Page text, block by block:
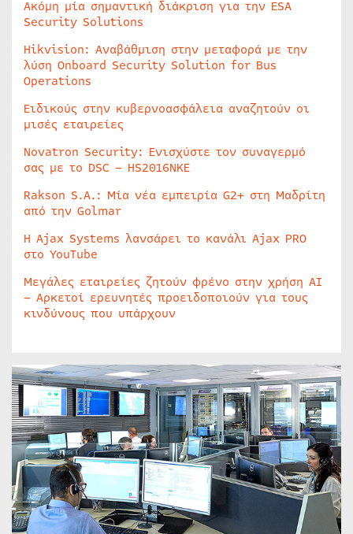
Ακόμη μία σημαντική διάκριση για την ESA
Security Solutions
Hikvision: Αναβάθμιση στην μεταφορά με την
λύση Onboard Security Solution for Bus
Operations
Ειδικούς στην κυβερνοασφάλεια αναζητούν οι
μισές εταιρείες
Novatron Security: Ενισχύστε τον συναγερμό
σας με το DSC – HS2016NKE
Rakson S.A.: Μία νέα εμπειρία G2+ στη Μαδρίτη
από την Golmar
Η Ajax Systems λανσάρει το κανάλι Ajax PRO
στο YouTube
Μεγάλες εταιρείες ζητούν φρένο στην χρήση AI
– Αρκετοί ερευνητές προειδοποιούν για τους
κινδύνους που υπάρχουν